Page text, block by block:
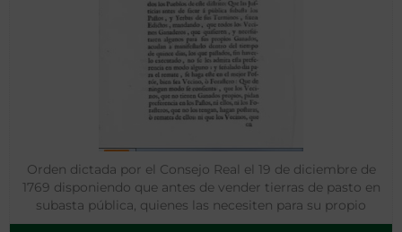
Orden dictada por el Consejo Real el 19 de diciembre de
1769 disponiendo que antes de vender tierras de pasto en
subasta pública, quienes las necesiten para su propio
ganado deberán solicitarlo al gobierno.